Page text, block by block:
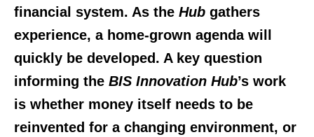
financial system. As the Hub gathers
experience, a home-grown agenda will
quickly be developed. A key question
informing the BIS Innovation Hub’s work
is whether money itself needs to be
reinvented for a changing environment, or